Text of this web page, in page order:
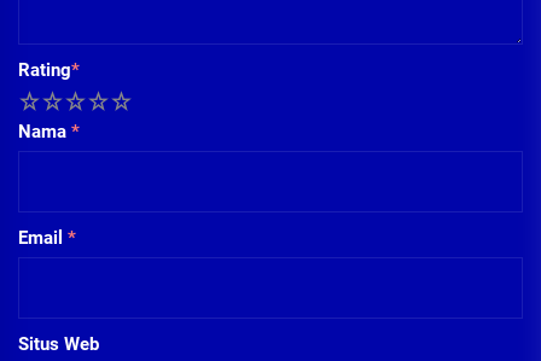
Rating*
5
4
3
2
Nama *
Email *
Situs Web